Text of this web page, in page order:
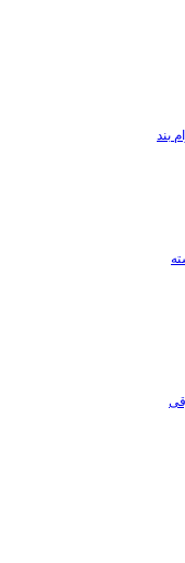
بند